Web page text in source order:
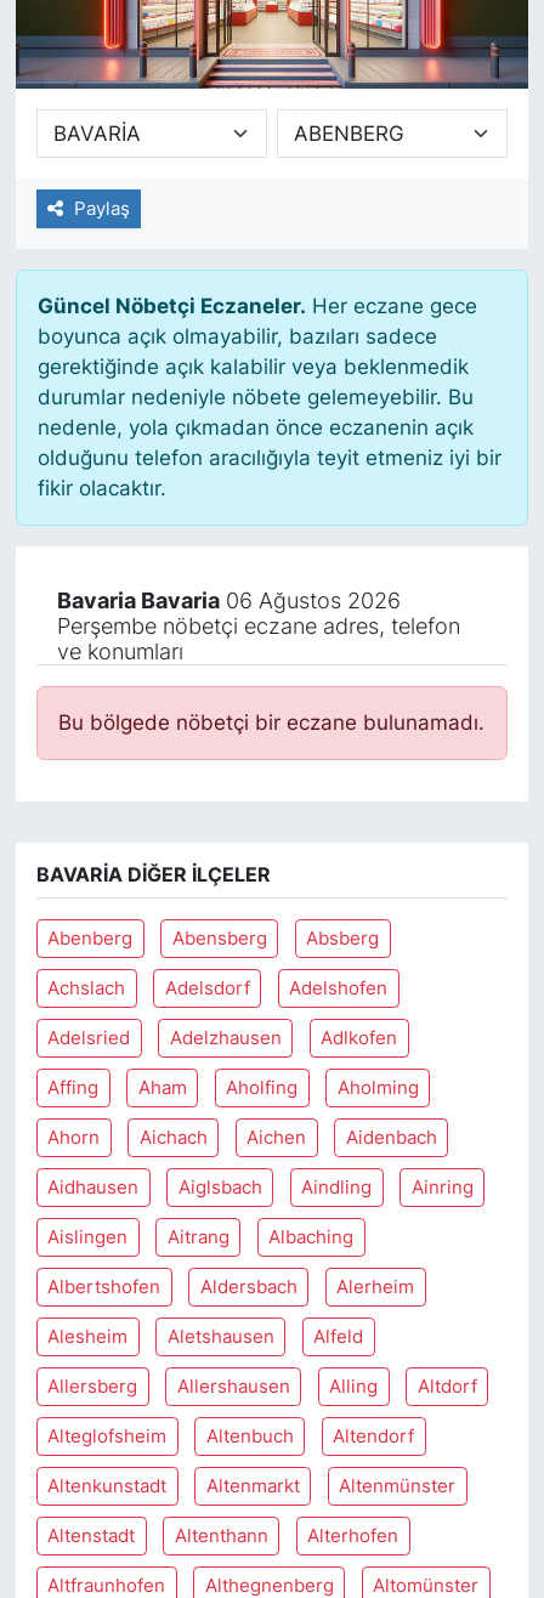
Paylaş
Güncel Nöbetçi Eczaneler. Her eczane gece
boyunca açık olmayabilir, bazıları sadece
gerektiğinde açık kalabilir veya beklenmedik
durumlar nedeniyle nöbete gelemeyebilir. Bu
nedenle, yola çıkmadan önce eczanenin açık
olduğunu telefon aracılığıyla teyit etmeniz iyi bir
fikir olacaktır.
Bavaria Bavaria06 Ağustos 2026
Perşembe nöbetçi eczane adres, telefon
ve konumları
Bu bölgede nöbetçi bir eczane bulunamadı.
BAVARIA DIĞER İLÇELER
Abenberg Abensberg Absberg
Achslach Adelsdorf Adelshofen
Adelsried Adelzhausen Adlkofen
Affing Aham Aholfing Aholming
Ahorn Aichach Aichen Aidenbach
Aidhausen Aiglsbach Aindling Ainring
Aislingen Aitrang Albaching
Albertshofen Aldersbach Alerheim
Alesheim Aletshausen Alfeld
Allersberg Allershausen Alling Altdorf
Alteglofsheim Altenbuch Altendorf
Altenkunstadt Altenmarkt Altenmünster
Altenstadt Altenthann Alterhofen
Altfraunhofen Althegnenberg Altomünster
SİYASET
SAĞLIK